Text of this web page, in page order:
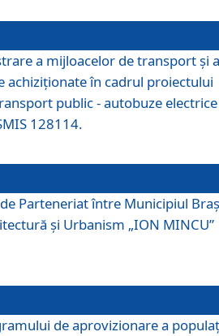
a mijloacelor de transport și a
achiziționate în cadrul proiectului
public - autobuze
128114.
Parteneriat între Municipiul
și Urbanism „ION MINCU”
de aprovizionare a